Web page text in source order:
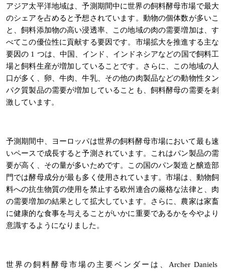
アジア太平洋地域は、予測期間中に世界の飼料酵母市場で最大
のシェアを占めると予想されています。動物の個体数が多いこ
と、飼料添加物の高い浸透率、この地域の肉の需要増加は、す
べてこの優位性に貢献する要因です。市場拡大を推進する主な
要因の 1 つは、中国、インド、インドネシアなどの国で飼料工
場と飼料生産が増加していることです。さらに、この地域の人
口が多く、卵、牛肉、牛乳、その他の肉製品などの動物性タン
パク質製品の需要が増加していることも、飼料酵母の需要を刺
激しています。
予測期間中、ヨーロッパは世界の飼料酵母市場において最も速
いペースで成長すると予測されています。これはパン製品の需
要が高く、その量が多いためです。この国のパン製造と醸造部
門では酵母成分が最も多く使用されています。市場は、動物飼
料への抗生物質の使用を禁止する欧州連合の厳格な法律と、肉
の需要増加の結果として拡大しています。さらに、農家は家畜
に健康的な食事を与えることがいかに重要であるかを今やより
意識するようになりました。
世界の飼料酵母市場の主要ベンダーは、Archer Daniels